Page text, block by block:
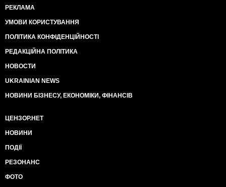
РЕКЛАМА
УМОВИ КОРИСТУВАННЯ
ПОЛІТИКА КОНФІДЕНЦІЙНОСТІ
РЕДАКЦІЙНА ПОЛІТИКА
НОВОСТИ
UKRAINIAN NEWS
НОВИНИ БІЗНЕСУ, ЕКОНОМІКИ, ФІНАНСІВ
ЦЕНЗОР.НЕТ
НОВИНИ
ПОДІЇ
РЕЗОНАНС
ФОТО